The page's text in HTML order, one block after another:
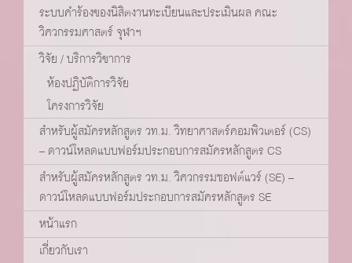
ระบบคำร้องของนิสิตงานทะเบียนและประเมินผล คณะ
วิศวกรรมศาสตร์ จุฬาฯ
วิจัย / บริการวิชาการ
ห้องปฏิบัติการวิจัย
โครงการวิจัย
สำหรับผู้สมัครหลักสูตร วท.ม. วิทยาศาสตร์คอมพิวเตอร์ (CS)
– ดาวน์โหลดแบบฟอร์มประกอบการสมัครหลักสูตร CS
สำหรับผู้สมัครหลักสูตร วท.ม. วิศวกรรมซอฟต์แวร์ (SE) –
ดาวน์โหลดแบบฟอร์มประกอบการสมัครหลักสูตร SE
หน้าแรก
เกี่ยวกับเรา